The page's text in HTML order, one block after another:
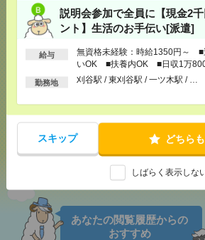
説明会参加で全員に【現金2
ント】生活のお手伝い[派遣]
給与
無資格未経験：時給1350円～ ■
いOK ■扶養内OK ■日収1万
以上
勤務地 刈谷駅 / 東刈谷駅 / 一ツ木駅 / …
スキップ どちら
しばらく表示しな
応募ページへ
気になる！
メールで送る
あなたの閲覧履歴からの
おすすめ